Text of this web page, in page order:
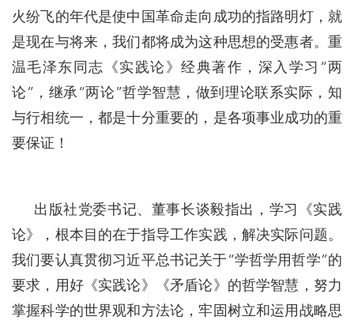
火纷飞的年代是使中国革命走向成功的指路明灯，就
是现在与将来，我们都将成为这种思想的受惠者。重
温毛泽东同志《实践论》经典著作，深入学习“两
论”，继承“两论”哲学智慧，做到理论联系实际，知
与行相统一，都是十分重要的，是各项事业成功的重
要保证！
出版社党委书记、董事长谈毅指出，学习《实践
论》，根本目的在于指导工作实践，解决实际问题。
我们要认真贯彻习近平总书记关于“学哲学用哲学”的
要求，用好《实践论》《矛盾论》的哲学智慧，努力
掌握科学的世界观和方法论，牢固树立和运用战略思